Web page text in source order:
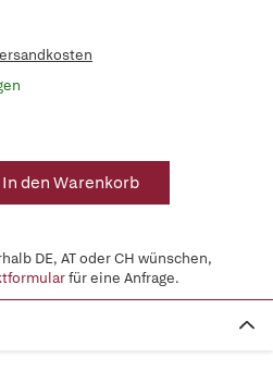
In den Warenkorb
DE, AT oder CH wünschen,
für eine Anfrage.